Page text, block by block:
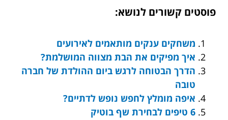
פוסטים קשורים לנושא:
משחקים ענקים מותאמים לאירועים
איך מפיקים את הבת מצווה המושלמת?
הדרך הבטוחה לרגש ביום ההולדת של חברה
טובה
איפה מומלץ לחפש נופש לדתיים?
6 טיפים לבחירת שף בוטיק